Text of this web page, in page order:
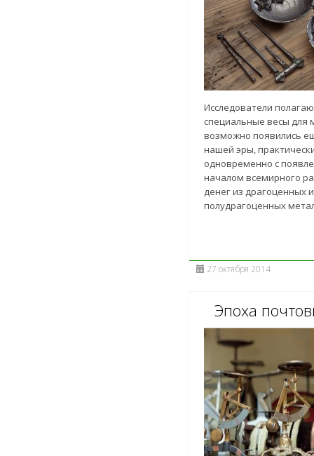
Исследователи
специальные весы для
возможно появились
нашей эры,
одновременно с
началом всемирного
денег из драгоценных и
полудрагоценных
27 октября 2014
Эпоха